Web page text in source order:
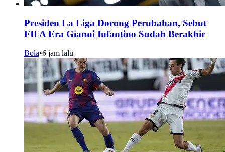
Presiden La Liga Dorong Perubahan, Sebut
FIFA Era Gianni Infantino Sudah Berakhir
Bola•6 jam lalu